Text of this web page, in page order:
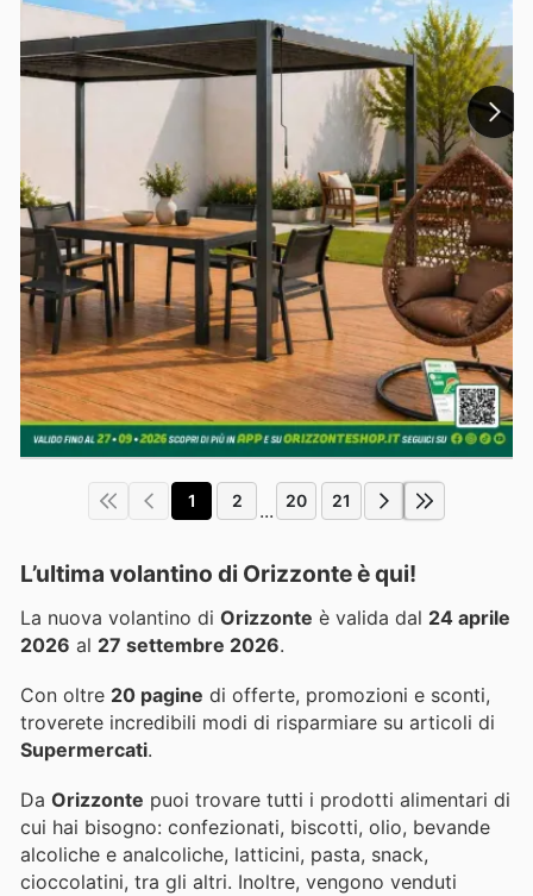
1 2 ... 20 21
L’ultima volantino di Orizzonte è qui!
La nuova volantino di Orizzonte è valida dal 24 aprile
2026 al 27 settembre 2026.
Con oltre 20 pagine di offerte, promozioni e sconti,
troverete incredibili modi di risparmiare su articoli di
Supermercati.
Da Orizzonte puoi trovare tutti i prodotti alimentari di
cui hai bisogno: confezionati, biscotti, olio, bevande
alcoliche e analcoliche, latticini, pasta, snack,
cioccolatini, tra gli altri. Inoltre, vengono venduti